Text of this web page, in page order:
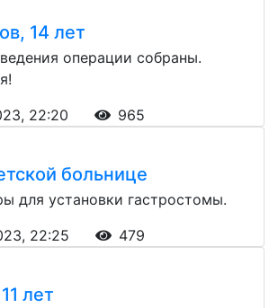
14 лет
операции собраны.
22:20
965
больнице
для установки гастростомы.
22:25
479
лет